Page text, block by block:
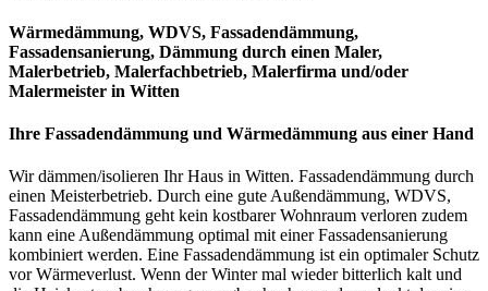
Wärmedämmung, WDVS, Fassadendämmung,
Fassadensanierung, Dämmung durch einen Maler,
Malerbetrieb, Malerfachbetrieb, Malerfirma und/oder
Malermeister in Witten
Ihre Fassadendämmung und Wärmedämmung aus einer Hand
Wir dämmen/isolieren Ihr Haus in Witten. Fassadendämmung durch
einen Meisterbetrieb. Durch eine gute Außendämmung, WDVS,
Fassadendämmung geht kein kostbarer Wohnraum verloren zudem
kann eine Außendämmung optimal mit einer Fassadensanierung
kombiniert werden. Eine Fassadendämmung ist ein optimaler Schutz
vor Wärmeverlust. Wenn der Winter mal wieder bitterlich kalt und